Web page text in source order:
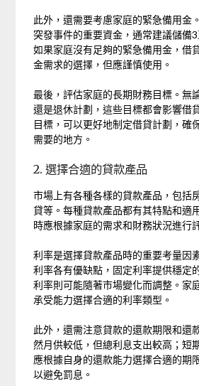
此外，還需要考慮家庭的緊急備用金
突發事件的重要資金，通常建議儲備
如果家庭沒有足夠的緊急備用金，借
金需求的選擇，但應謹慎使用。
最後，評估家庭的長期財務目標。無
還是退休計劃，這些目標都會影響借
目標，可以更好地制定借貸計劃，確
需要的地方。
2. 選擇合適的貸款產品
市場上有各種各樣的貸款產品，包括
貸等。每種貸款產品都有其特點和適
時應根據家庭的需求和財務狀況進行
利率是選擇貸款產品時的重要考量因
利率各有優缺點，固定利率提供穩定
利率則可能隨著市場變化而調整。家
承受能力選擇合適的利率類型。
此外，還需注意貸款的還款期限和還
然月供較低，但總利息支出較高；短
應根據自身的還款能力選擇合適的期
以避免罰息。